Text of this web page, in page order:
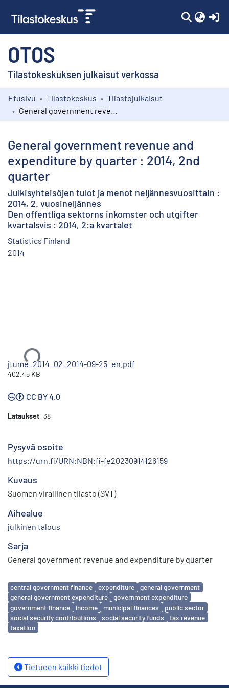
OTOS
Tilastokeskuksen julkaisut verkossa
Kokoelmat
Etusivu Tilastokeskus
Tilastojulkaisut
General government revenue and
expenditure by quarter : 2014, 2nd
quarter
Julkisyhteisöjen tulot ja menot neljännesvuosittain :
2014, 2. vuosineljännes
Den offentliga sektorns inkomster och utgifter
kvartalsvis : 2014, 2:a kvartalet
Statistics Finland
2014
Ladataan...
jtume_2014_02_2014-09-25_en.pdf
402.45 KB
CC BY 4.0
Lataukset 38
Pysyvä osoite
https://urn.fi/URN:NBN:fi-fe20230914126159
Kuvaus
Suomen virallinen tilasto (SVT)
Aihealue
julkinen talous
Sarja
General government revenue and expenditure by quarter
Avainsanat
central government finance expenditure
general government
general government expenditure
government expenditure
government finance
income municipal finances
public sector
social security contributions
social security funds
tax revenue
taxation
Tietueen kaikki tiedot